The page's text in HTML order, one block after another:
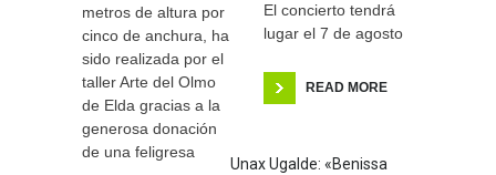
metros de altura por
cinco de anchura, ha
sido realizada por el
taller Arte del Olmo
de Elda gracias a la
generosa donación
de una feligresa
El concierto tendrá
lugar el 7 de agosto
READ MORE
Unax Ugalde: «Benissa